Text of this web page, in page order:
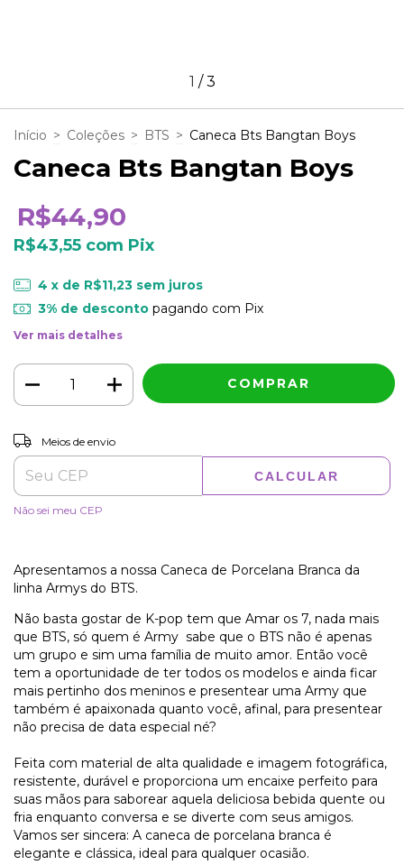
1 /3
Início > Coleções > BTS > Caneca Bts Bangtan Boys
Caneca Bts Bangtan Boys
R$44,90
R$43,55 com Pix
4 x de R$11,23 sem juros
3% de descontopagando com Pix
Ver mais detalhes
Entregas para o CEP:
Meios de envio
CALCULAR
Não sei meu CEP
Apresentamos a nossa Caneca de Porcelana Branca da
linha Armys do BTS.
Não basta gostar de K-pop tem que Amar os 7, nada mais
que BTS, só quem é Army sabe que o BTS não é apenas
um grupo e sim uma família de muito amor. Então você
tem a oportunidade de ter todos os modelos e ainda ficar
mais pertinho dos meninos e presentear uma Army que
também é apaixonada quanto você, afinal, para presentear
não precisa de data especial né?
Feita com material de alta qualidade e imagem fotográfica,
resistente, durável e proporciona um encaixe perfeito para
suas mãos para saborear aquela deliciosa bebida quente ou
fria enquanto conversa e se diverte com seus amigos.
Vamos ser sincera: A caneca de porcelana branca é
elegante e clássica, ideal para qualquer ocasião.